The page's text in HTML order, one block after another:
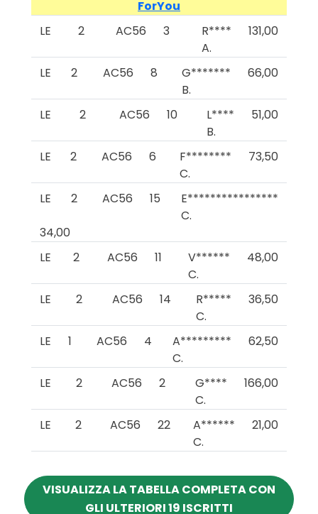
ForYou
LE
2 AC56 3
R****
A.
131,00
LE 2 AC56 8
G*******
B.
66,00
LE 2 AC56 10
L****
B.
51,00
LE 2 AC56 6
F********
C.
73,50
LE 2 AC56 15
E****************
C.
34,00
LE
2 AC56 11
V******
C.
48,00
LE 2 AC56 14
R*****
C.
36,50
LE 1 AC56 4
A*********
C.
62,50
LE 2 AC56 2
G****
C.
166,00
LE 2 AC56 22
A******
C.
21,00
VISUALIZZA LA TABELLA COMPLETA CON
GLI ULTERIORI 19 ISCRITTI